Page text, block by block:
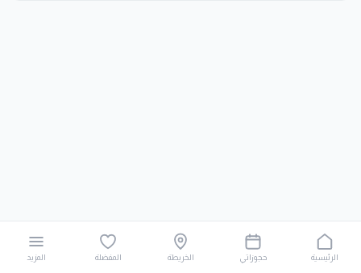
الرئيسية حجوزاتي الخريطة المفضلة المزيد